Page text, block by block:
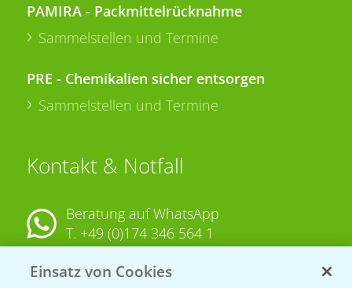
PAMIRA - Packmittelrücknahme
Sammelstellen und Termine
PRE - Chemikalien sicher entsorgen
Sammelstellen und Termine
Kontakt & Notfall
Beratung auf WhatsApp
T. +49 (0)174 346 564 1
KONTAKT
Einsatz von Cookies